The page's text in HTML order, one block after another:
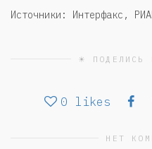
Источники: Интерфакс,
☀ ПОДЕЛИСЬ
0 likes
НЕТ